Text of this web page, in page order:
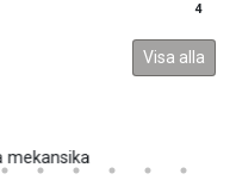
4
Visa alla